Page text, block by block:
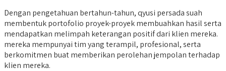
Dengan pengetahuan bertahun-tahun, qyusi persada suah
membentuk portofolio proyek-proyek membuahkan hasil serta
mendapatkan melimpah keterangan positif dari klien mereka.
mereka mempunyai tim yang terampil, profesional, serta
berkomitmen buat memberikan perolehan jempolan terhadap
klien mereka.